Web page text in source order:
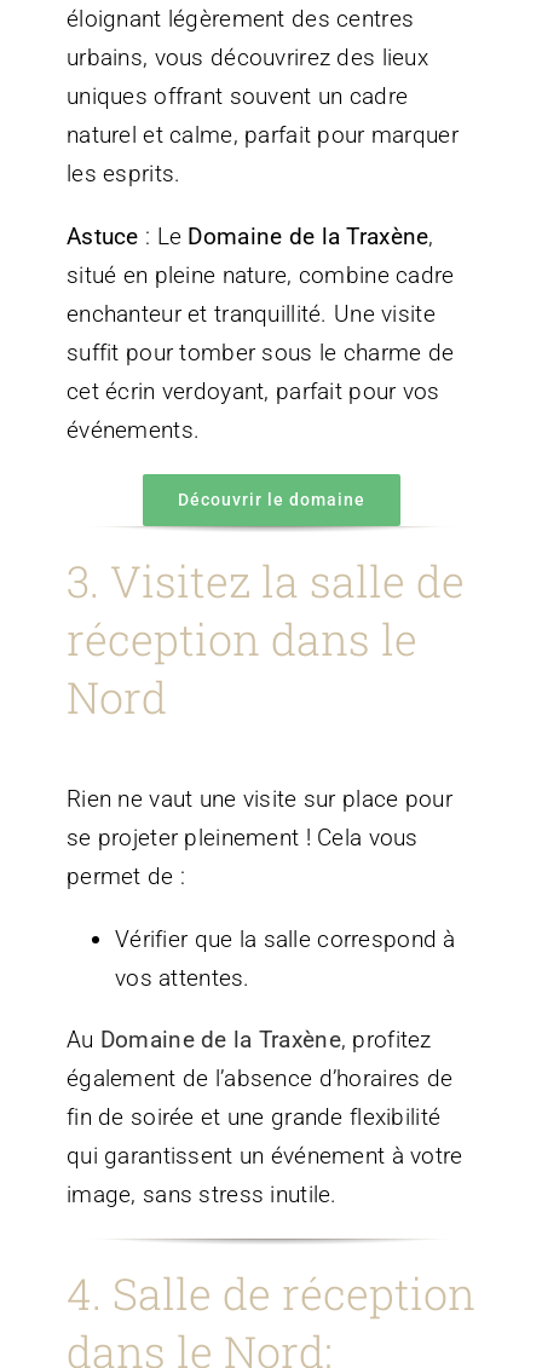
éloignant légèrement des centres
urbains, vous découvrirez des lieux
uniques offrant souvent un cadre
naturel et calme, parfait pour marquer
les esprits.
Astuce : Le Domaine de la Traxène,
situé en pleine nature, combine cadre
enchanteur et tranquillité. Une visite
suffit pour tomber sous le charme de
cet écrin verdoyant, parfait pour vos
événements.
Découvrir le domaine
3. Visitez la salle de
réception dans le
Nord
Rien ne vaut une visite sur place pour
se projeter pleinement ! Cela vous
permet de :
Vérifier que la salle correspond à
vos attentes.
Au Domaine de la Traxène, profitez
également de l’absence d’horaires de
fin de soirée et une grande flexibilité
qui garantissent un événement à votre
image, sans stress inutile.
4. Salle de réception
dans le Nord: